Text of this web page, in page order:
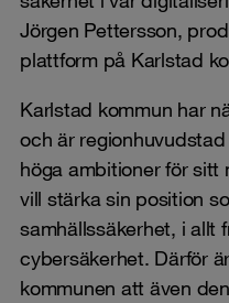
Jörgen Pettersson,
plattform på Karlstad
Karlstad kommun har
och är
höga ambitioner för sitt
vill stärka sin position
samhällssäkerhet, i allt
cybersäkerhet. Därför
kommunen att även